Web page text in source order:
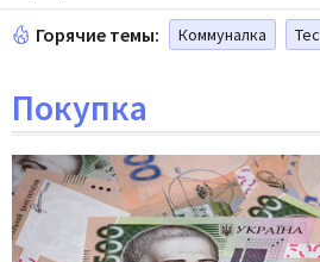
Горячие темы: Коммуналка
Покупка